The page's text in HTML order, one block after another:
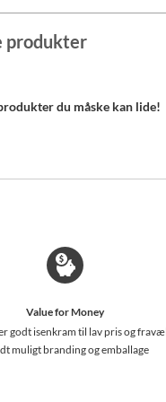
produkter
du måske kan lide!
Value for Money
godt isenkram til lav pris og
muligt branding og emballage